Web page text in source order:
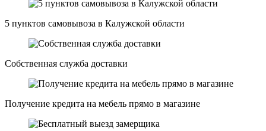
5 пунктов самовывоза в Калужской области
Собственная служба доставки
Получение кредита на мебель прямо в магазине